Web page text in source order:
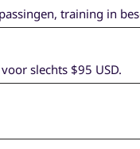
training in
succesvol hebt
slechts $95 USD.